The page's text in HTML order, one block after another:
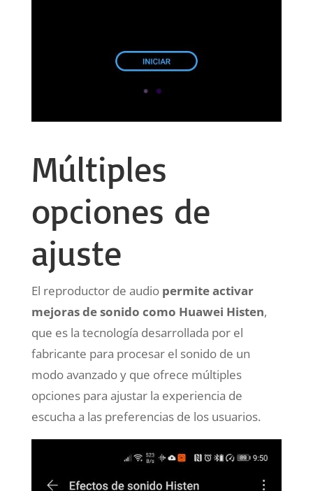
Múltiples
opciones de
ajuste
El reproductor de audio permite activar
mejoras de sonido como Huawei Histen,
que es la tecnología desarrollada por el
fabricante para procesar el sonido de un
modo avanzado y que ofrece múltiples
opciones para ajustar la experiencia de
escucha a las preferencias de los usuarios.